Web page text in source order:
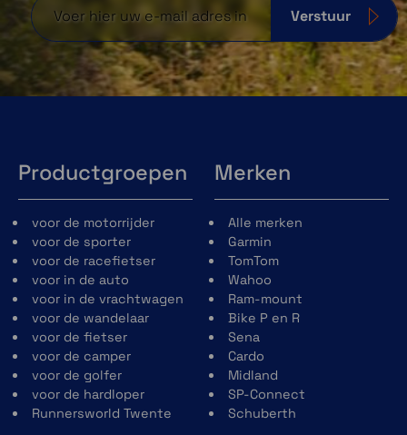
Robuust ontwerp
Dit hoogwaardige ontwerp is geschikt voor
duiken en voorzien van waterdichte knoppen,
een metalen sensorbescherming en een
helder 1,4″ AMOLED scherm met een
krasbestendige lens en titanium rand, zodat
je overal heen kunt gaan waar je jouw
smartphone niet mee kunt nemen. Het
voldoet aan Amerikaanse militaire normen
voor temperatuur-, schok- en
waterbestendigheid.
Verstuur
Productgroepen
voor de motorrijder
voor de sporter
voor de racefietser
voor in de auto
voor in de vrachtwagen
voor de wandelaar
voor de fietser
voor de camper
voor de golfer
voor de hardloper
Runnersworld Twente
Merken
Alle merken
Garmin
TomTom
Wahoo
Ram-mount
Bike P en R
Sena
Cardo
Midland
SP-Connect
Schuberth